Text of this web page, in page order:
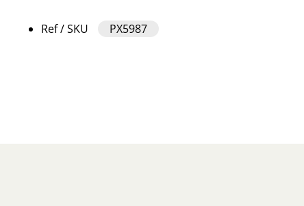
Ref / SKU PX5987